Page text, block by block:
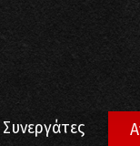
Συνεργάτες